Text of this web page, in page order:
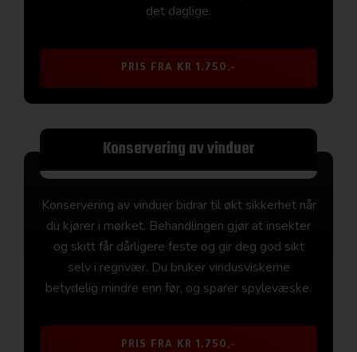
det daglige.
PRIS FRA KR 1.750,-
Konservering av vinduer
Konservering av vinduer bidrar til økt sikkerhet når
du kjører i mørket. Behandlingen gjør at insekter
og skitt får dårligere feste og gir deg god sikt
selv i regnvær. Du bruker vindusviskerne
betydelig mindre enn før, og sparer spylevæske.
PRIS FRA KR 1.750,-